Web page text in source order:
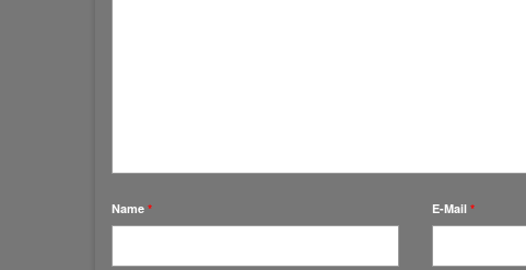
Name * E-Mail *